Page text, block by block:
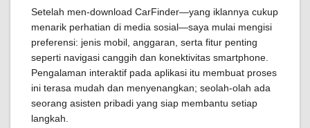
Setelah men-download CarFinder—yang iklannya cukup
menarik perhatian di media sosial—saya mulai mengisi
preferensi: jenis mobil, anggaran, serta fitur penting
seperti navigasi canggih dan konektivitas smartphone.
Pengalaman interaktif pada aplikasi itu membuat proses
ini terasa mudah dan menyenangkan; seolah-olah ada
seorang asisten pribadi yang siap membantu setiap
langkah.